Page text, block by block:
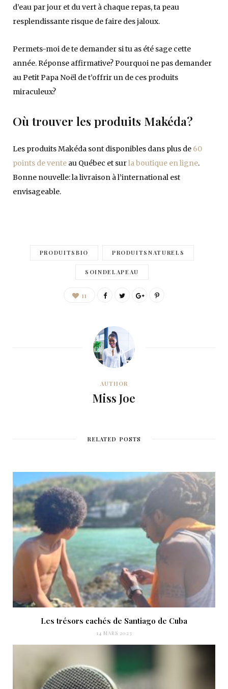
d’eau par jour et du vert à chaque repas, ta peau
resplendissante risque de faire des jaloux.
Permets-moi de te demander si tu as été sage cette
année. Réponse affirmative? Pourquoi ne pas demander
au Petit Papa Noël de t’offrir un de ces produits
miraculeux?
Où trouver les produits Makéda?
Les produits Makéda sont disponibles dans plus de 60
points de vente au Québec et surla boutique en ligne.
Bonne nouvelle: la livraison à l’international est
envisageable.
PRODUITSBIO PRODUITSNATURELS
SOINDELAPEAU
11
AUTHOR
Miss Joe
RELATED POSTS
Les trésors cachés de Santiago de Cuba
14 MARS 2023